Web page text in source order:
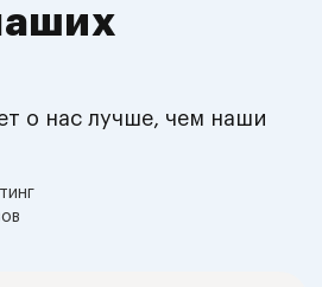
о нас лучше, чем наши